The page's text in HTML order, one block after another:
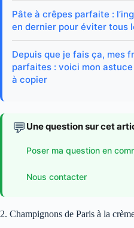
Pâte à crêpes parfaite :
en dernier pour éviter tous
Depuis que je fais ça, mes
parfaites : voici mon astuce
à copier
💬 Une question sur cet
Poser ma question en
Nous contacter
2. Champignons de Paris à la